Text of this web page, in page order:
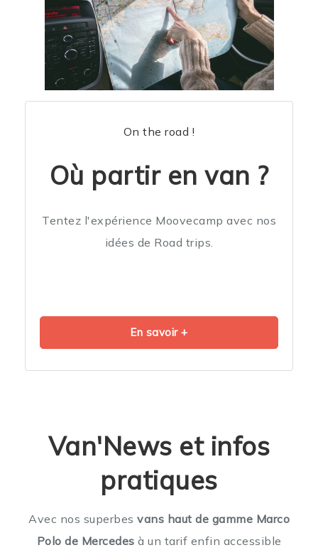
On the road !
Où partir en van ?
Tentez l'expérience Moovecamp avec nos
idées de Road trips.
En savoir +
Van'News et infos
pratiques
Avec nos superbes vans haut de gamme Marco
Polo de Mercedes à un tarif enfin accessible